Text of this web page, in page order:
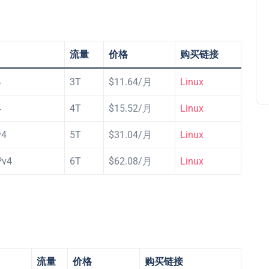
流量 价格 购买链接
3T $11.64/月 Linux
4T $15.52/月 Linux
5T $31.04/月 Linux
6T $62.08/月 Linux
流量 价格 购买链接